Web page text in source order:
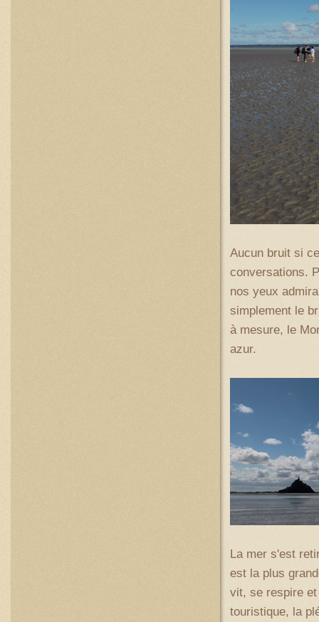
Aucun bruit si
conversations.
nos yeux
simplement le
à mesure, le
azur.
La mer s'est
est la plus
vit, se respire
touristique, la